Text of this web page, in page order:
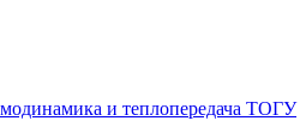
и теплопередача ТОГУ